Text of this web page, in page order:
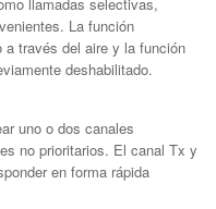
La función
a través del aire y la función
deshabilitado.
uno o dos canales
no prioritarios. El canal Tx y
en forma rápida